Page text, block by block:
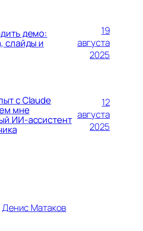
демо:
слайды и
19
августа
2025
с Claude
мне
ИИ-ассистент
12
августа
2025
Денис Матаков